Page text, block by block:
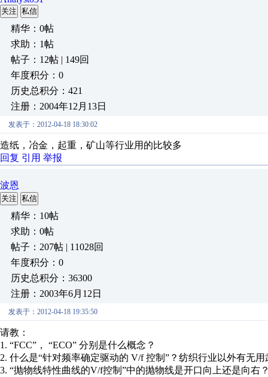
关注 私信
精华：0帖
求助：1帖
帖子：12帖 | 149回
年度积分：0
历史总积分：421
注册：2004年12月13日
发表于：2012-04-18 18:30:02
造纸，冶金，起重，矿山等行业用的比较多
回复 引用 举报
波恩
关注 私信
精华：10帖
求助：0帖
帖子：207帖 | 11028回
年度积分：0
历史总积分：36300
注册：2003年6月12日
发表于：2012-04-18 19:35:50
请教：
1. “FCC”， “ECO” 分别是什么概念？
2. 什么是“针对频率确定驱动的 V/f 控制”？纺织行业以外有无用
3. “抛物线特性曲线的V/f控制”中的抛物线是开口向上还是向